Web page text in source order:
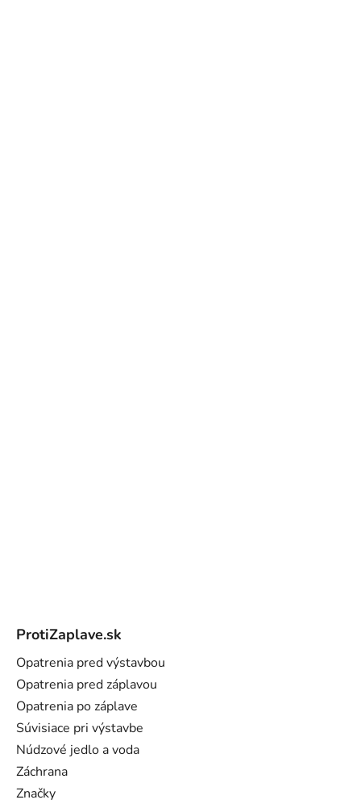
ProtiZaplave.sk
Opatrenia pred výstavbou
Opatrenia pred záplavou
Opatrenia po záplave
Súvisiace pri výstavbe
Núdzové jedlo a voda
Záchrana
Značky